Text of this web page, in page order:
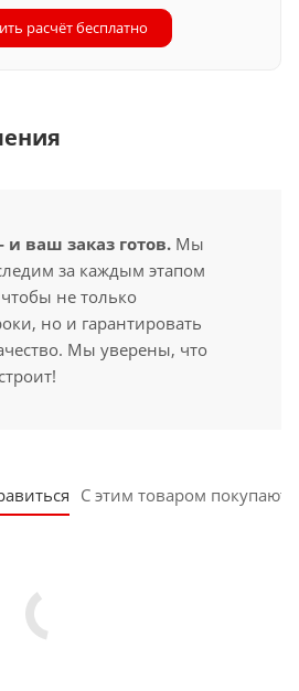
расчёт бесплатно
ваш заказ готов. Мы
за каждым этапом
не только
но и гарантировать
Мы уверены, что
С этим товаром покупают